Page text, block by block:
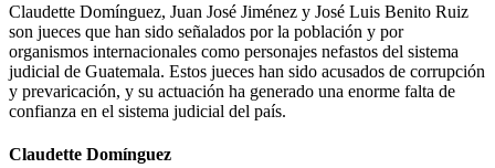
Claudette Domínguez, Juan José Jiménez y José Luis Benito Ruiz
son jueces que han sido señalados por la población y por
organismos internacionales como personajes nefastos del sistema
judicial de Guatemala. Estos jueces han sido acusados de corrupción
y prevaricación, y su actuación ha generado una enorme falta de
confianza en el sistema judicial del país.
Claudette Domínguez